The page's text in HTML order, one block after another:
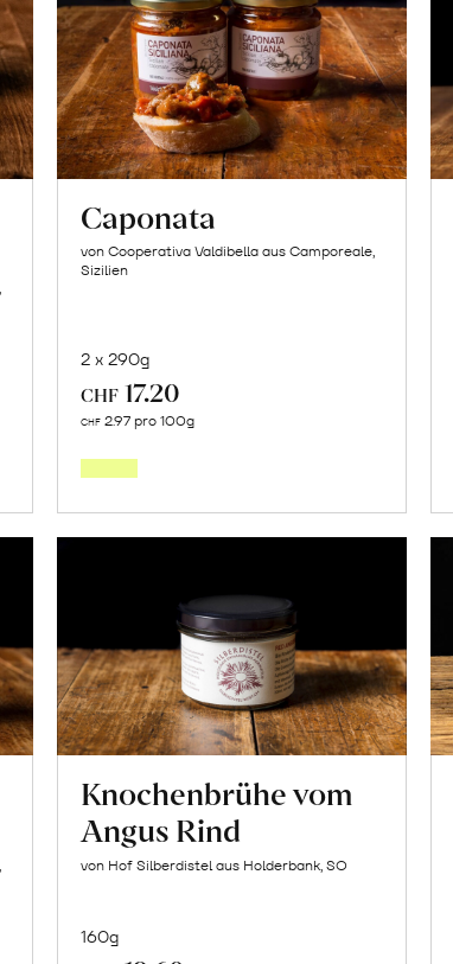
Caponata
von Cooperativa Valdibella aus Camporeale,
Sizilien
2 x 290g
CHF 17.20
CHF 2.97 pro 100g
Knochenbrühe vom
Angus Rind
von Hof Silberdistel aus Holderbank, SO
160g